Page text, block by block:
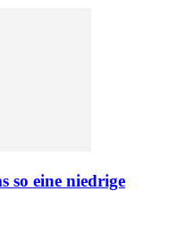
so eine niedrige